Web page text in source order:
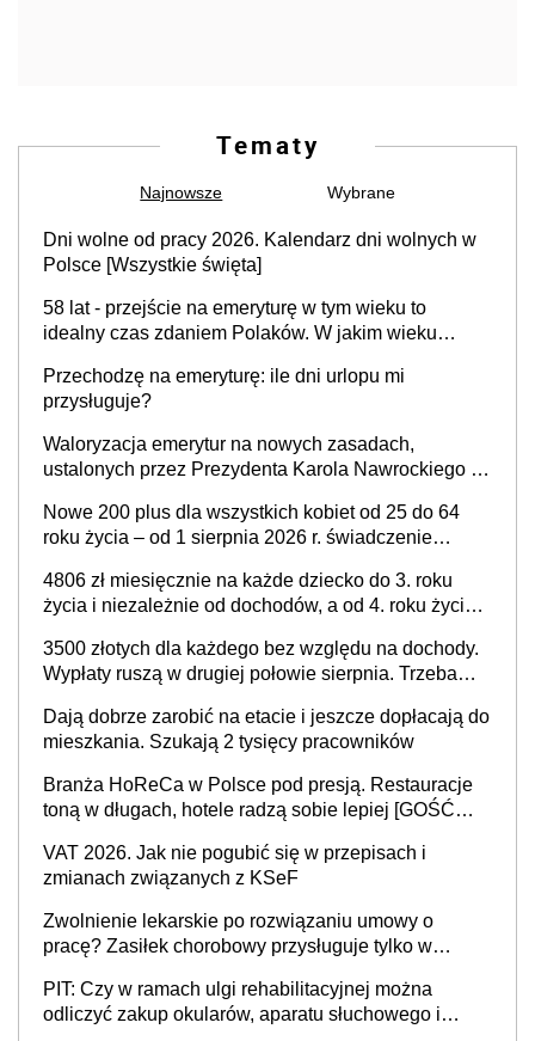
Tematy
Najnowsze Wybrane
Dni wolne od pracy 2026. Kalendarz dni wolnych w
Polsce [Wszystkie święta]
58 lat - przejście na emeryturę w tym wieku to
idealny czas zdaniem Polaków. W jakim wieku
Przechodzę na emeryturę: ile dni urlopu mi
przysługuje?
Waloryzacja emerytur na nowych zasadach,
ustalonych przez Prezydenta Karola Nawrockiego –
podwyżka świadczeń?
Nowe 200 plus dla wszystkich kobiet od 25 do 64
roku życia – od 1 sierpnia 2026 r. świadczenie
4806 zł miesięcznie na każde dziecko do 3. roku
życia i niezależnie od dochodów, a od 4. roku życia
spadku liczby urodzeń w Polsce
3500 złotych dla każdego bez względu na dochody.
Wypłaty ruszą w drugiej połowie sierpnia. Trzeba
Dają dobrze zarobić na etacie i jeszcze dopłacają do
mieszkania. Szukają 2 tysięcy pracowników
Branża HoReCa w Polsce pod presją. Restauracje
toną w długach, hotele radzą sobie lepiej [GOŚĆ
VAT 2026. Jak nie pogubić się w przepisach i
zmianach związanych z KSeF
Zwolnienie lekarskie po rozwiązaniu umowy o
pracę? Zasiłek chorobowy przysługuje tylko w
stosunku pracy
PIT: Czy w ramach ulgi rehabilitacyjnej można
odliczyć zakup okularów, aparatu słuchowego i